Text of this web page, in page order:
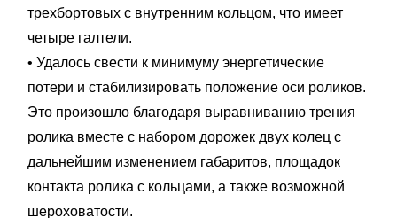
трехбортовых с внутренним кольцом, что имеет
четыре галтели.
• Удалось свести к минимуму энергетические
потери и стабилизировать положение оси роликов.
Это произошло благодаря выравниванию трения
ролика вместе с набором дорожек двух колец с
дальнейшим изменением габаритов, площадок
контакта ролика с кольцами, а также возможной
шероховатости.